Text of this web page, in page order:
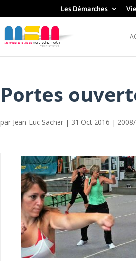
Les Démarches
Portes
par Jean-Luc Sacher | 31 Oct 2016 |